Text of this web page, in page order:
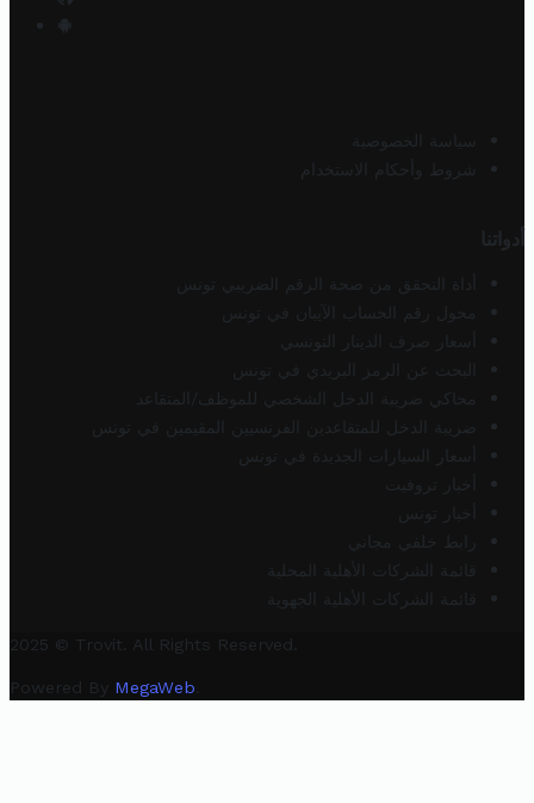
سياسة الخصوصية
شروط وأحكام الاستخدام
أدواتنا
أداة التحقق من صحة الرقم الضريبي تونس
محول رقم الحساب الآيبان في تونس
أسعار صرف الدينار التونسي
البحث عن الرمز البريدي في تونس
محاكي ضريبة الدخل الشخصي للموظف/المتقاعد
ضريبة الدخل للمتقاعدين الفرنسيين المقيمين في تونس
أسعار السيارات الجديدة في تونس
أخبار تروفيت
أخبار تونس
رابط خلفي مجاني
قائمة الشركات الأهلية المحلية
قائمة الشركات الأهلية الجهوية
2025 © Trovit. All Rights Reserved.
Powered By MegaWeb